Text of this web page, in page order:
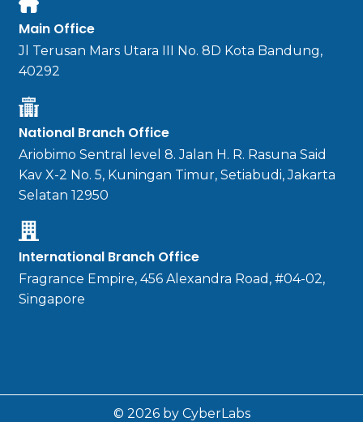
Main Office
Jl Terusan Mars Utara III No. 8D Kota Bandung,
40292
National Branch Office
Ariobimo Sentral level 8. Jalan H. R. Rasuna Said
Kav X-2 No. 5, Kuningan Timur, Setiabudi, Jakarta
Selatan 12950
International Branch Office
Fragrance Empire, 456 Alexandra Road, #04-02,
Singapore
© 2026 by CyberLabs